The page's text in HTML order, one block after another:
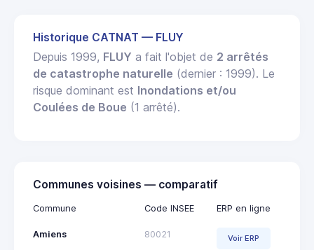
Historique CATNAT — FLUY
Depuis 1999, FLUY a fait l'objet de 2 arrêtés
de catastrophe naturelle (dernier : 1999). Le
risque dominant est Inondations et/ou
Coulées de Boue (1 arrêté).
Communes voisines — comparatif
Commune Code INSEE ERP en ligne
Amiens 80021 Voir ERP